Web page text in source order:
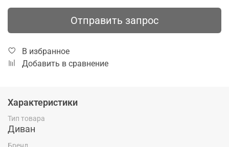
Отправить запрос
В избранное
Добавить в сравнение
Характеристики
Тип товара
Диван
Бренд